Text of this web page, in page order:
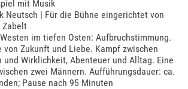
mit Musik
Neutsch | Für die Bühne eingerichtet von
Zabelt
im tiefen Osten: Aufbruchstimmung.
von Zukunft und Liebe. Kampf zwischen
und Wirklichkeit, Abenteuer und Alltag. Eine
zwei Männern. Aufführungsdauer: ca.
Pause nach 95 Minuten